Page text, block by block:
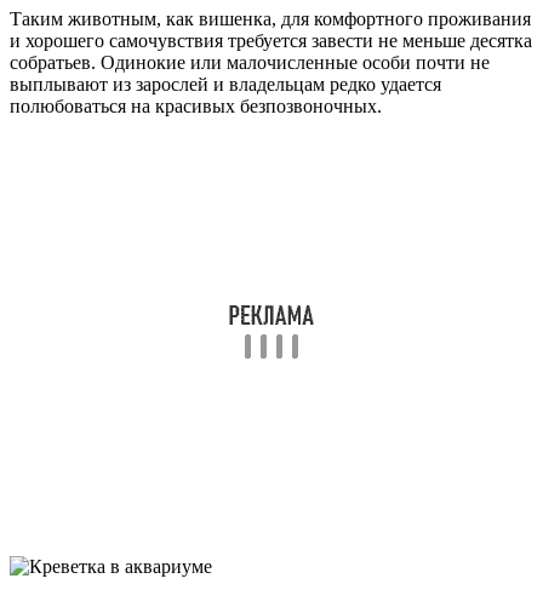
Таким животным, как вишенка, для комфортного проживания
и хорошего самочувствия требуется завести не меньше десятка
собратьев. Одинокие или малочисленные особи почти не
выплывают из зарослей и владельцам редко удается
полюбоваться на красивых безпозвоночных.